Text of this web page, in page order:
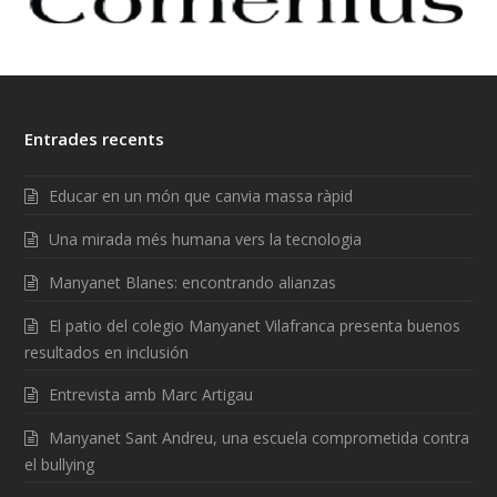
Entrades recents
Educar en un món que canvia massa ràpid
Una mirada més humana vers la tecnologia
Manyanet Blanes: encontrando alianzas
El patio del colegio Manyanet Vilafranca presenta buenos
resultados en inclusión
Entrevista amb Marc Artigau
Manyanet Sant Andreu, una escuela comprometida contra
el bullying